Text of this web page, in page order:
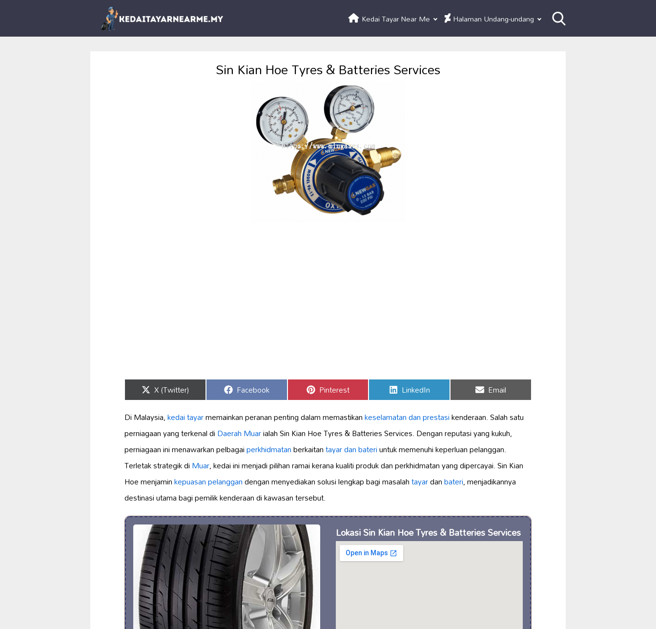
Kedai Tayar Near Me Halaman Undang-undang
Sin Kian Hoe Tyres & Batteries Services
Share
on
X (Twitter) Share
on
Facebook Share
on
Pinterest Share
on
LinkedIn Share
on
Email
Di Malaysia,kedai tayarmemainkan peranan penting dalam memastikankeselamatan dan prestasikenderaan. Salah satu
perniagaan yang terkenal diDaerah Muarialah Sin Kian Hoe Tyres & Batteries Services. Dengan reputasi yang kukuh,
perniagaan ini menawarkan pelbagaiperkhidmatanberkaitantayar dan bateriuntuk memenuhi keperluan pelanggan.
Terletak strategik diMuar, kedai ini menjadi pilihan ramai kerana kualiti produk dan perkhidmatan yang dipercayai. Sin Kian
Hoe menjaminkepuasan pelanggandengan menyediakan solusi lengkap bagi masalahtayardanbateri, menjadikannya
destinasi utama bagi pemilik kenderaan di kawasan tersebut.
Lokasi Sin Kian Hoe Tyres & Batteries Services